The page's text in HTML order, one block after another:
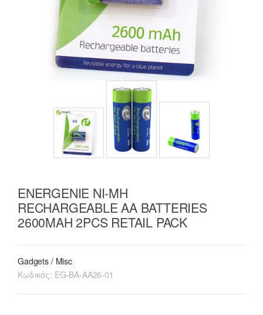
ENERGENIE NI-MH
RECHARGEABLE AA BATTERIES
2600MAH 2PCS RETAIL PACK
Gadgets / Misc
Κωδικός: EG-BA-AA26-01